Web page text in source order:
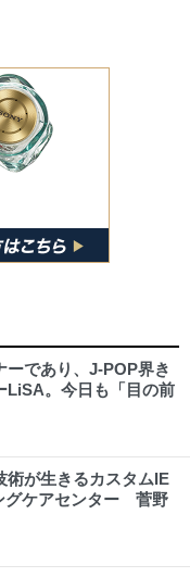
ーであり、J-POP界き
LiSA。今日も「目の前
が生きるカスタムIE
グケアセンター 菅野